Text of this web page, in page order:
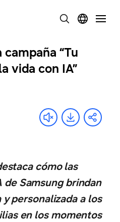
“Tu
vida con IA”
cómo las
de Samsung brindan
personalizada a los
en los momentos